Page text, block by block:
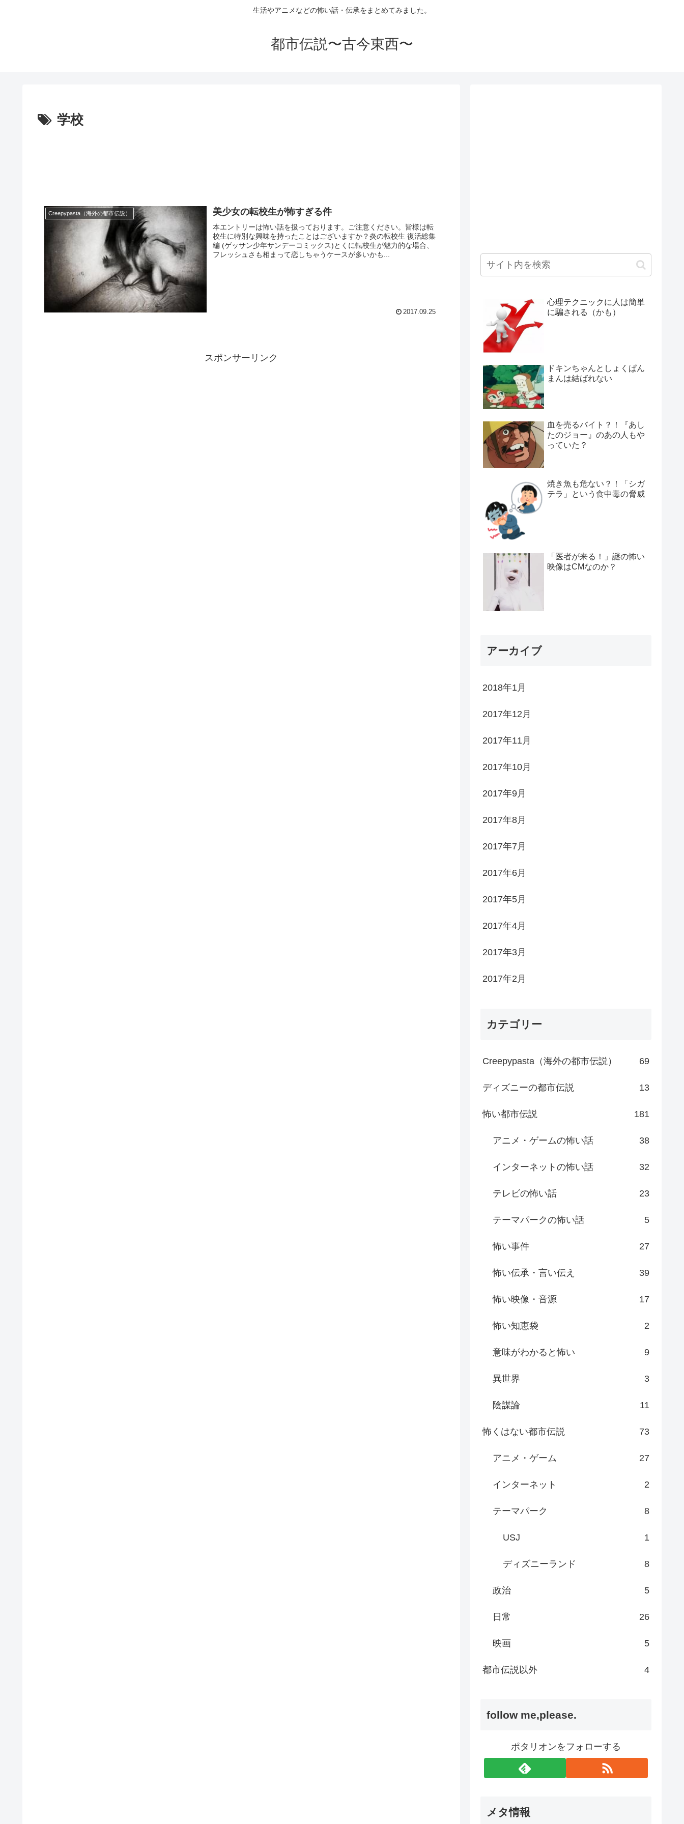
生活やアニメなどの怖い話・伝承をまとめてみました。
都市伝説〜古今東西〜
学校
Creepypasta（海外の都市伝説） 美少女の転校生が怖すぎる件
本エントリーは怖い話を扱っております。ご注意ください。皆様は転
校生に特別な興味を持ったことはございますか？炎の転校生 復活総集
編 (ゲッサン少年サンデーコミックス)とくに転校生が魅力的な場合、
フレッシュさも相まって恋しちゃうケースが多いかも...
2017.09.25
スポンサーリンク
心理テクニックに人は簡単
に騙される（かも）
ドキンちゃんとしょくぱん
まんは結ばれない
血を売るバイト？！『あし
たのジョー』のあの人もや
っていた？
焼き魚も危ない？！「シガ
テラ」という食中毒の脅威
「医者が来る！」謎の怖い
映像はCMなのか？
アーカイブ
2018年1月
2017年12月
2017年11月
2017年10月
2017年9月
2017年8月
2017年7月
2017年6月
2017年5月
2017年4月
2017年3月
2017年2月
カテゴリー
Creepypasta（海外の都市伝説） 69
ディズニーの都市伝説 13
怖い都市伝説 181
アニメ・ゲームの怖い話 38
インターネットの怖い話 32
テレビの怖い話 23
テーマパークの怖い話 5
怖い事件 27
怖い伝承・言い伝え 39
怖い映像・音源 17
怖い知恵袋 2
意味がわかると怖い 9
異世界 3
陰謀論 11
怖くはない都市伝説 73
アニメ・ゲーム 27
インターネット 2
テーマパーク 8
USJ 1
ディズニーランド 8
政治 5
日常 26
映画 5
都市伝説以外 4
follow me,please.
ポタリオンをフォローする
メタ情報